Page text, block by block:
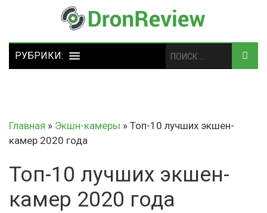
Главная » Экшн-камеры » Топ-10 лучших экшен-
камер 2020 года
Топ-10 лучших экшен-
камер 2020 года